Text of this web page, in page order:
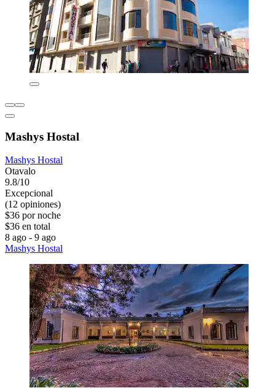
Mashys Hostal
Mashys Hostal
Otavalo
9.8/10
Excepcional
(12 opiniones)
$36 por noche
$36 en total
8 ago - 9 ago
Mashys Hostal